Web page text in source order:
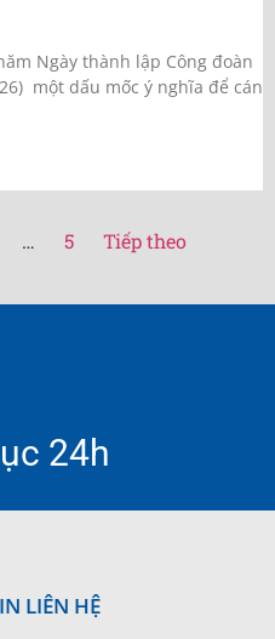
Ngày thành lập Công đoàn
một dấu mốc ý nghĩa để cán
… 5 Tiếp theo
24h
LIÊN HỆ